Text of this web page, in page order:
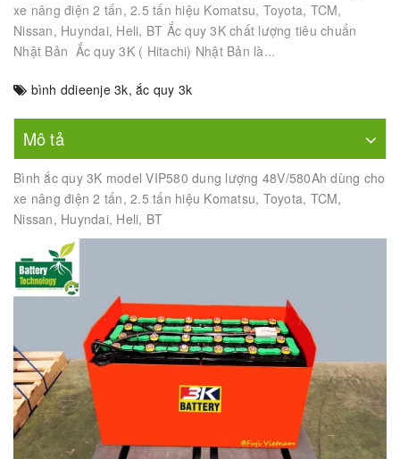
xe nâng điện 2 tấn, 2.5 tấn hiệu Komatsu, Toyota, TCM,
Nissan, Huyndai, Heli, BT Ắc quy 3K chất lượng tiêu chuẩn
Nhật Bản Ắc quy 3K ( Hitachi) Nhật Bản là...
bình ddieenje 3k, ắc quy 3k
Mô tả
Bình ắc quy 3K model VIP580 dung lượng 48V/580Ah dùng cho
xe nâng điện 2 tấn, 2.5 tấn hiệu Komatsu, Toyota, TCM,
Nissan, Huyndai, Heli, BT